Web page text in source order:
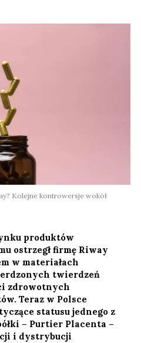
Kolejne kontrowersje wokół
produktów
ostrzegł firmę Riway
w materiałach
twierdzeń
zdrowotnych
Teraz w Polsce
statusu jednego z
– Purtier Placenta –
i dystrybucji